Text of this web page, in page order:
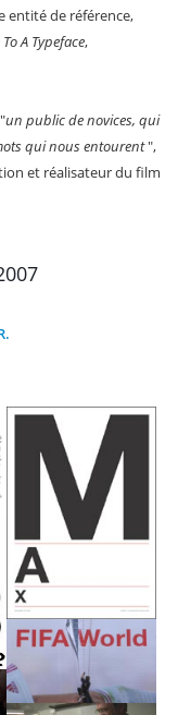
entité de référence,
A Typeface,
un public de novices, qui
qui nous entourent",
et réalisateur du film